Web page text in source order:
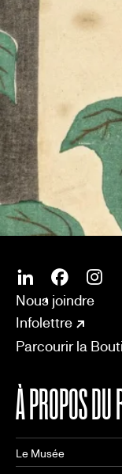
SOCIAL
LinkedinFacebook
CONNECT
Nous joindre
Infolettre
Parcourir la
À PROPOS DU
Le Musée